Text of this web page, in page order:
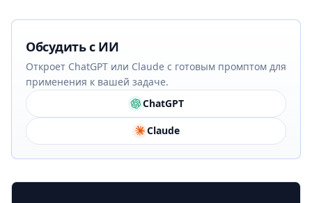
Обсудить с ИИ
Откроет ChatGPT или Claude с готовым промптом для
применения к вашей задаче.
ChatGPT
Claude